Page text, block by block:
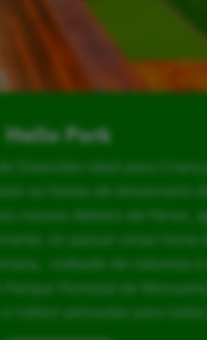
Hello Park
Diversões ideal para
as Festas de Aniversário
nossos Ateliers de Férias,
vir passar umas horas
rodeado de natureza e
Parque Florestal de
indoor pensadas para todas